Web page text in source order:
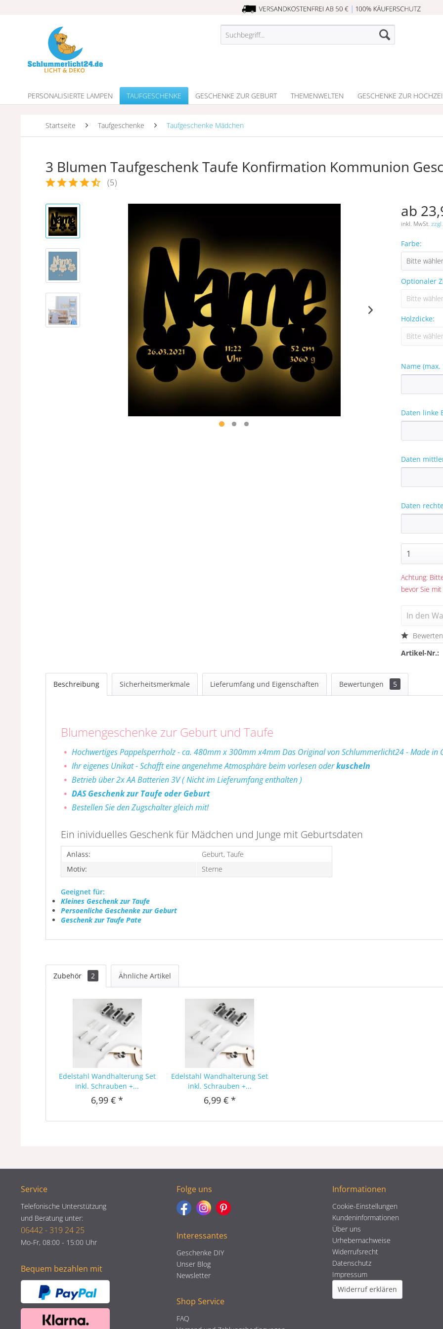
PERSONALISIERTE LAMPEN TAUFGESCHENKE GESCHENKE ZUR GEBURT THEMENWELTEN GESCHENKE ZUR
Startseite Taufgeschenke Taufgeschenke Mädchen
3 Blumen Taufgeschenk Taufe Konfirmation Kommunion
(5)
ab
inkl. MwSt.
Farbe:
Optionaler
Holzdicke:
Name (max.
Daten linke
Daten
Daten
Achtung:
bevor Sie
In den
Bewerten
Artikel-Nr.:
Beschreibung Sicherheitsmerkmale Lieferumfang und Eigenschaften Bewertungen 5
Blumengeschenke zur Geburt und Taufe
Hochwertiges Pappelsperrholz - ca. 480mm x 300mm x4mm Das Original von Schlummerlicht24 - Made in
Ihr eigenes Unikat - Schafft eine angenehme Atmosphäre beim vorlesen oderkuscheln
Betrieb über 2x AA Batterien 3V ( Nicht im Lieferumfang enthalten )
DAS Geschenk zur Taufe oder Geburt
Bestellen Sie den Zugschalter gleich mit!
Ein inividuelles Geschenk für Mädchen und Junge mit Geburtsdaten
Anlass:
Geburt, Taufe
Motiv:
Sterne
Geeignet für:
Kleines Geschenk zur Taufe
Persoenliche Geschenke zur Geburt
Geschenk zur Taufe Pate
Zubehör 2 Ähnliche Artikel
Edelstahl Wandhalterung Set
inkl. Schrauben +...
6,99 € *
Edelstahl Wandhalterung Set
inkl. Schrauben +...
6,99 € *
Service
Telefonische Unterstützung
und Beratung unter:
06442 - 319 24 25
Mo-Fr, 08:00 - 15:00 Uhr
Bequem bezahlen mit
Folge uns
Interessantes
Geschenke DIY
Unser Blog
Newsletter
Shop Service
FAQ
Informationen
Cookie-Einstellungen
Kundeninformationen
Über uns
Urhebernachweise
Widerrufsrecht
Datenschutz
Impressum
Widerruf erklären